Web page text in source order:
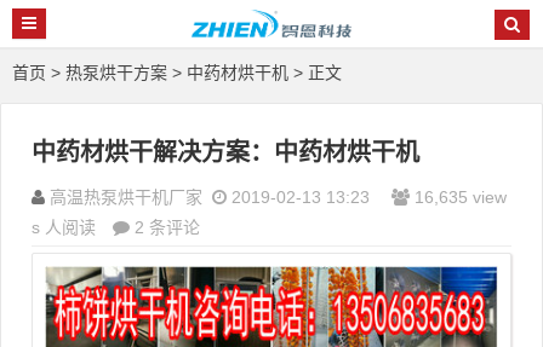
首页 > 热泵烘干方案 > 中药材烘干机 > 正文
中药材烘干解决方案：中药材烘干机
高温热泵烘干机厂家 2019-02-13 13:23
16,635 view
s 人阅读
2 条评论